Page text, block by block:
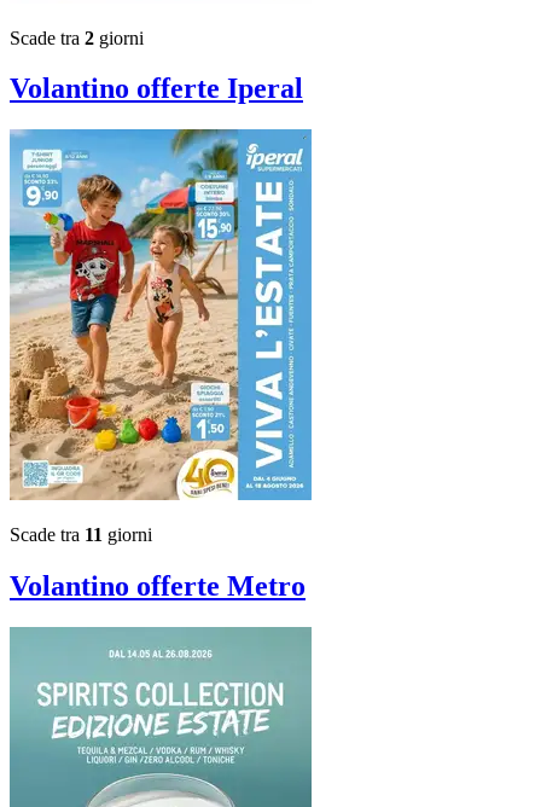
Scade tra 2 giorni
Volantino offerte Iperal
Scade tra 11 giorni
Volantino offerte Metro